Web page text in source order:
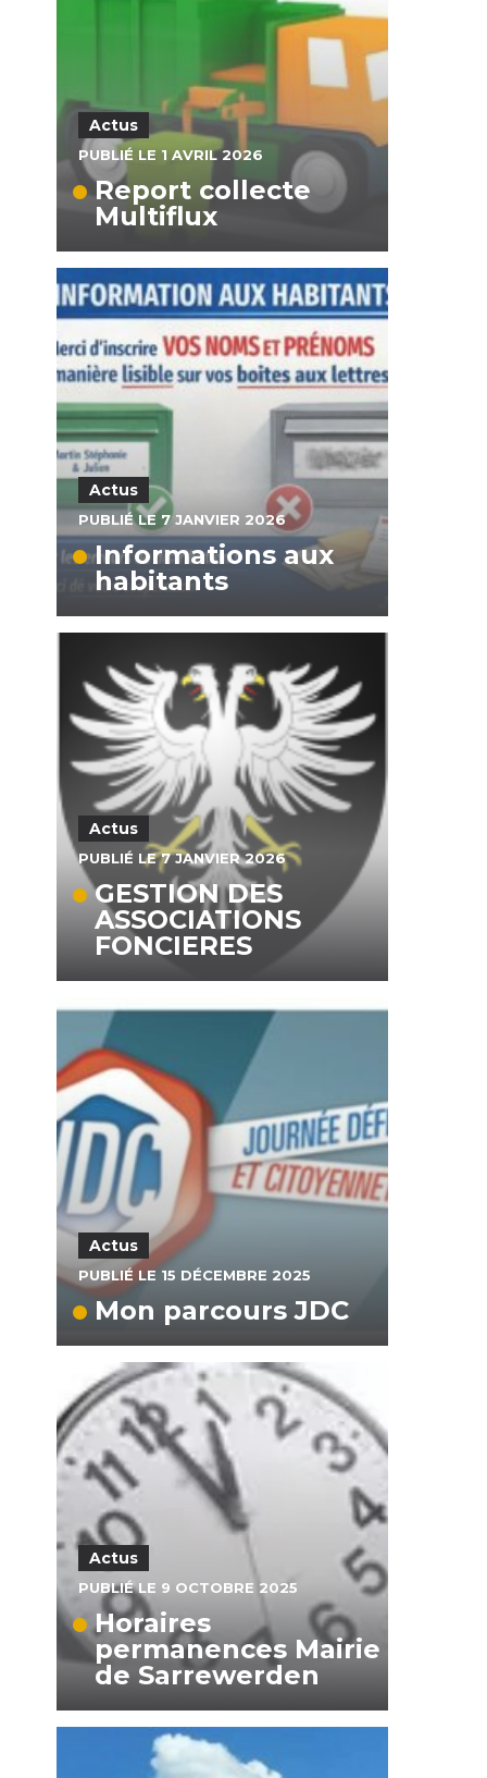
Actus
PUBLIÉ LE 1 AVRIL 2026
Report collecte
Multiflux
Actus
PUBLIÉ LE 7 JANVIER 2026
Informations aux
habitants
Actus
PUBLIÉ LE 7 JANVIER 2026
GESTION DES
ASSOCIATIONS
FONCIERES
Actus
PUBLIÉ LE 15 DÉCEMBRE 2025
Mon parcours JDC
Actus
PUBLIÉ LE 9 OCTOBRE 2025
Horaires
permanences Mairie
de Sarrewerden